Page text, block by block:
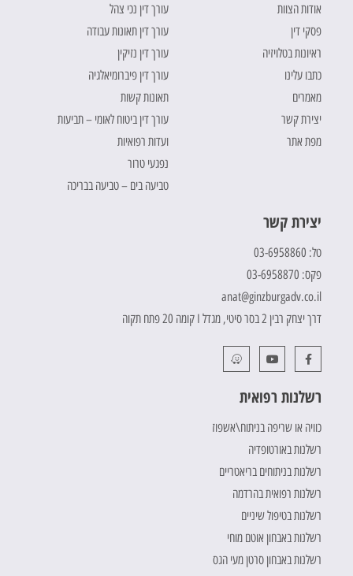
אודות הצוות
פסקי דין
ראיונות בטלויזיה
כתבו עלינו
מאמרים
יצירת קשר
מפת אתר
עורך דין נכי צהל
עורך דין תאונות עבודה
עורך דין נזיקין
עורך דין פיברומיאלגיה
תאונות קשות
עורך דין ביטוח לאומי – תביעות
ועדות רפואיות
נפגעי טרור
טביעה בים – טביעה בבריכה
יצירת קשר
טל: 03-6958860
פקס: 03-6958870
anat@ginzburgadv.co.il
דרך יצחק רבין 2 בסר סיטי, מגדל I קומה 20 פתח תקוה
רשלנות רפואית
כוויה או שריפה בניתוח\אשפוז
רשלנות באורטופדיה
רשלנות בניתוחים בריאטריים
רשלנות רפואית בהרדמה
רשלנות בטיפול שיניים
רשלנות באבחון אוטם מוחי
רשלנות באבחון סרטן מעי הגס